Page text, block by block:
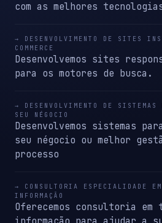
com as melhores
→ DESENVOLVIMENTO DE SITES
COMMERCE
Desenvolvemos sites
para os motores de busca.
→ DESENVOLVIMENTO DE SISTEMAS
SEU NÉGOCIO
Desenvolvemos sistemas
seu négocio ou melhor
processo
→ CONSULTORIA ESPECIALIDADE
INFORMAÇÃO
Oferecemos consultoria em